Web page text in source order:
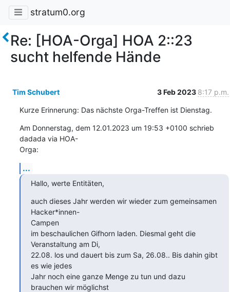
stratum0.org
Re: [HOA-Orga] HOA 2::23
sucht helfende Hände
Tim Schubert 3 Feb 2023 8:17 p.m.
Kurze Erinnerung: Das nächste Orga-Treffen ist Dienstag.
Am Donnerstag, dem 12.01.2023 um 19:53 +0100 schrieb
dadada via HOA-
Orga:
...
Hallo, werte Entitäten,
auch dieses Jahr werden wir wieder zum gemeinsamen
Hacker*innen-
Campen
im beschaulichen Gifhorn laden. Diesmal geht die
Veranstaltung am Di,
22.08. los und dauert bis zum Sa, 26.08.. Bis dahin gibt
es wie jedes
Jahr noch eine ganze Menge zu tun und dazu
brauchen wir möglichst